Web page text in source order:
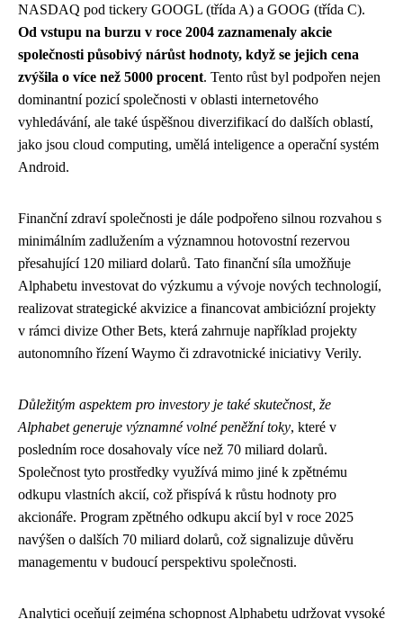
NASDAQ pod tickery GOOGL (třída A) a GOOG (třída C).
Od vstupu na burzu v roce 2004 zaznamenaly akcie
společnosti působivý nárůst hodnoty, když se jejich cena
zvýšila o více než 5000 procent. Tento růst byl podpořen nejen
dominantní pozicí společnosti v oblasti internetového
vyhledávání, ale také úspěšnou diverzifikací do dalších oblastí,
jako jsou cloud computing, umělá inteligence a operační systém
Android.
Finanční zdraví společnosti je dále podpořeno silnou rozvahou s
minimálním zadlužením a významnou hotovostní rezervou
přesahující 120 miliard dolarů. Tato finanční síla umožňuje
Alphabetu investovat do výzkumu a vývoje nových technologií,
realizovat strategické akvizice a financovat ambiciózní projekty
v rámci divize Other Bets, která zahrnuje například projekty
autonomního řízení Waymo či zdravotnické iniciativy Verily.
Důležitým aspektem pro investory je také skutečnost, že
Alphabet generuje významné volné peněžní toky, které v
posledním roce dosahovaly více než 70 miliard dolarů.
Společnost tyto prostředky využívá mimo jiné k zpětnému
odkupu vlastních akcií, což přispívá k růstu hodnoty pro
akcionáře. Program zpětného odkupu akcií byl v roce 2025
navýšen o dalších 70 miliard dolarů, což signalizuje důvěru
managementu v budoucí perspektivu společnosti.
Analytici oceňují zejména schopnost Alphabetu udržovat vysoké